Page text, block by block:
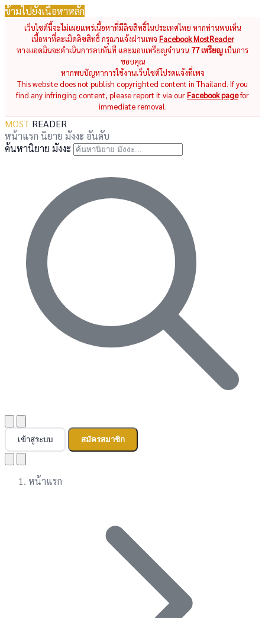
ข้ามไปยังเนื้อหาหลัก
เว็บไซต์นี้จะไม่เผยแพร่เนื้อหาที่มีลิขสิทธิ์ในประเทศไทย หากท่านพบเห็น
เนื้อหาที่ละเมิดลิขสิทธิ์ กรุณาแจ้งผ่านเพจ Facebook MostReader
ทางแอดมินจะดำเนินการลบทันที และมอบเหรียญจำนวน 77 เหรียญเป็นการ
ขอบคุณ
หากพบปัญหาการใช้งานเว็บไซต์โปรดแจ้งที่เพจ
This website does not publish copyrighted content in Thailand. If you
find any infringing content, please report it via ourFacebook pagefor
immediate removal.
MOST READER
หน้าแรก นิยาย มังงะ อันดับ
ค้นหานิยาย มังงะ
เข้าสู่ระบบ สมัครสมาชิก
หน้าแรก